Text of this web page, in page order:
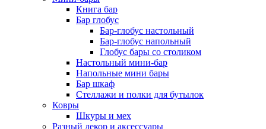
Книга бар
Бар глобус
Бар-глобус настольный
Бар-глобус напольный
Глобус бары со столиком
Настольный мини-бар
Напольные мини бары
Бар шкаф
Стеллажи и полки для бутылок
Ковры
Шкуры и мех
Разный декор и аксессуары